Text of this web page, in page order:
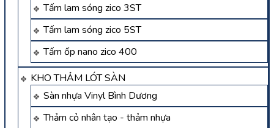
Tấm lam sóng zico 3ST
Tấm lam sóng zico 5ST
Tấm ốp nano zico 400
KHO THẢM LÓT SÀN
Sàn nhựa Vinyl Bình Dương
Thảm cỏ nhân tạo - thảm nhựa